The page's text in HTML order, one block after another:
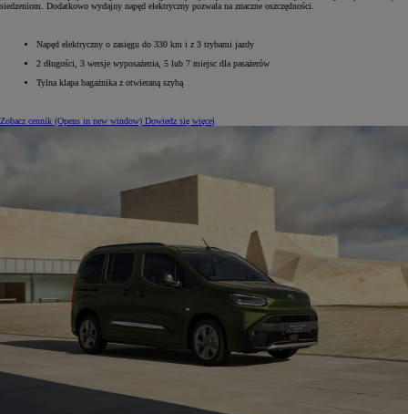
siedzeniom. Dodatkowo wydajny napęd elektryczny pozwala na znaczne oszczędności.
Napęd elektryczny o zasięgu do 330 km i z 3 trybami jazdy
2 długości, 3 wersje wyposażenia, 5 lub 7 miejsc dla pasażerów
Tylna klapa bagażnika z otwieraną szybą
Zobacz cennik (Opens in new window) Dowiedz się więcej